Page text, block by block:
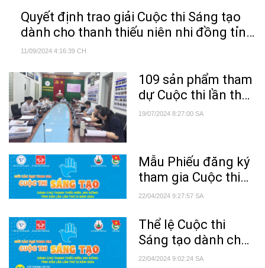
Quyết định trao giải Cuộc thi Sáng tạo
dành cho thanh thiếu niên nhi đồng tỉnh
Đắk Lắk lần thứ 12
11/09/2024 4:16:39 CH
109 sản phẩm tham
dự Cuộc thi lần thứ
12
19/07/2024 8:27:00 SA
Mẫu Phiếu đăng ký
tham gia Cuộc thi
Sáng tạo dành cho
đồng tỉnh Đắk Lắk
lần thứ 12
22/04/2024 9:27:57 SA
Thể lệ Cuộc thi
Sáng tạo dành cho
thanh thiếu niên nhi
22/04/2024 9:02:24 SA